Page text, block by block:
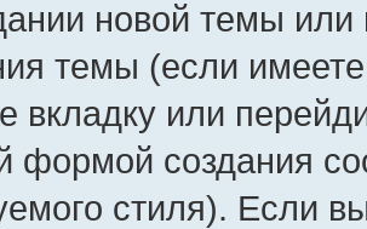
новой темы или
темы (если
вкладку или
формой создания
стиля). Если